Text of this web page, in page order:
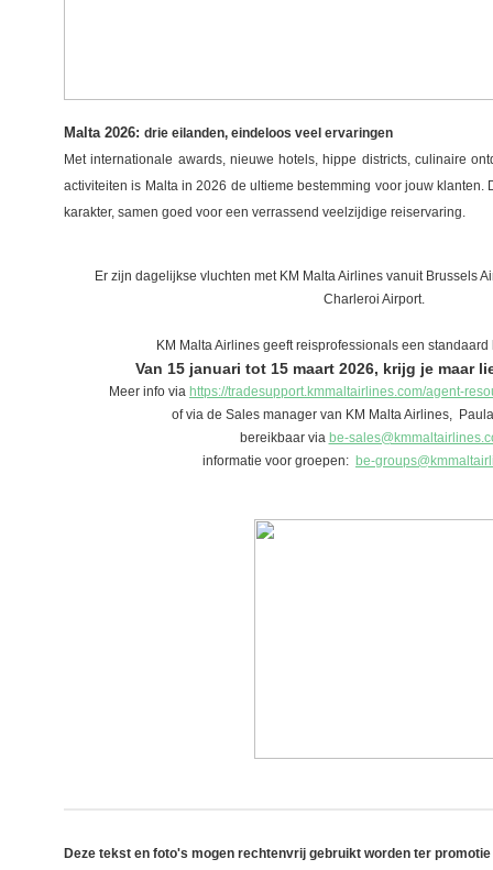
Malta 2026: drie eilanden, eindeloos veel ervaringen
Met internationale awards, nieuwe hotels, hippe districts, culinaire
activiteiten is Malta in 2026 de ultieme bestemming voor jouw klanten.
karakter, samen goed voor een verrassend veelzijdige reiservaring.
Er zijn dagelijkse vluchten met KM Malta Airlines vanuit Brussels
Charleroi Airport.
KM Malta Airlines geeft reisprofessionals een
Van 15 januari tot 15 maart 2026, krijg je maar
Meer info via https://tradesupport.kmmaltairlines.com/agent-
of via de Sales manager van KM Malta Airlines,
bereikbaar via be-
informatie voor groepen: be-
Deze tekst en foto's mogen rechtenvrij gebruikt worden ter